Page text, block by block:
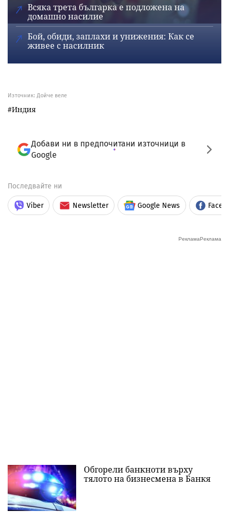
Всяка трета българка е подложена на
домашно насилие
Бой, обиди, заплахи и унижения: Как се
живее с насилник
Източник: Дойче веле
Индия
Добави ни в предпочитани източници в
Google
Последвайте ни
Viber Newsletter Google News
Обгорели банкноти върху
тялото на бизнесмена в Банкя